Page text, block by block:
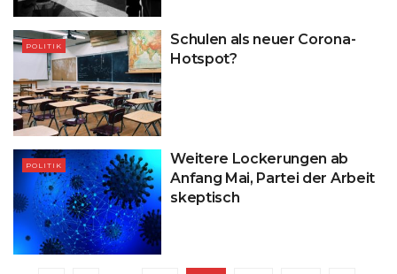
POLITIK
Schulen als neuer Corona-
Hotspot?
POLITIK
Weitere Lockerungen ab
Anfang Mai, Partei der Arbeit
skeptisch